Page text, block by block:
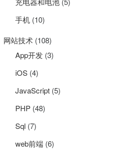
手机 (10)
网站技术 (108)
App开发 (3)
iOS (4)
JavaScript (5)
PHP (48)
Sql (7)
web前端 (6)